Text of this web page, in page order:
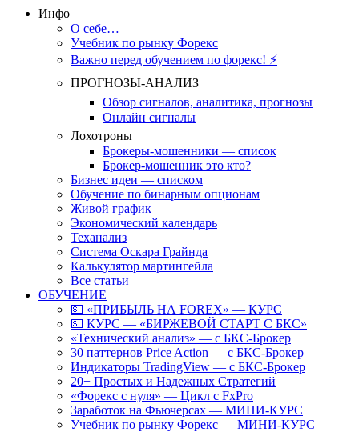
Инфо
О себе…
Учебник по рынку Форекс
Важно перед обучением по форекс! ⚡
ПРОГНОЗЫ-АНАЛИЗ
Обзор сигналов, аналитика, прогнозы
Онлайн сигналы
Лохотроны
Брокеры-мошенники — список
Брокер-мошенник это кто?
Бизнес идеи — списком
Обучение по бинарным опционам
Живой график
Экономический календарь
Теханализ
Система Оскара Грайнда
Калькулятор мартингейла
Все статьи
ОБУЧЕНИЕ
💵 «ПРИБЫЛЬ НА FOREX» — КУРС
💵 КУРС — «БИРЖЕВОЙ СТАРТ С БКС»
«Технический анализ» — с БКС-Брокер
30 паттернов Price Action — с БКС-Брокер
Индикаторы TradingView — с БКС-Брокер
20+ Простых и Надежных Стратегий
«Форекс с нуля» — Цикл с FxPro
Заработок на Фьючерсах — МИНИ-КУРС
Учебник по рынку Форекс — МИНИ-КУРС